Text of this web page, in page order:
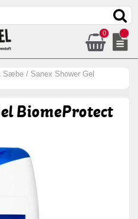
0
Sæbe / Sanex Shower Gel
BiomeProtect